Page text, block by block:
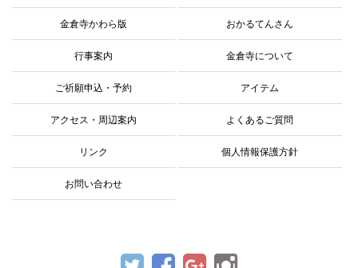
金倉寺かわら版 おかるてんさん
行事案内 金倉寺について
ご祈願申込・予約 アイテム
アクセス・周辺案内 よくあるご質問
リンク 個人情報保護方針
お問い合わせ